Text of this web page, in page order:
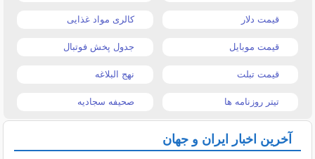
قیمت دلار کالری مواد غذایی
قیمت موبایل جدول پخش فوتبال
قیمت تبلت نهج البلاغه
تیتر روزنامه ها صحیفه سجادیه
آخرین اخبار ایران و جهان